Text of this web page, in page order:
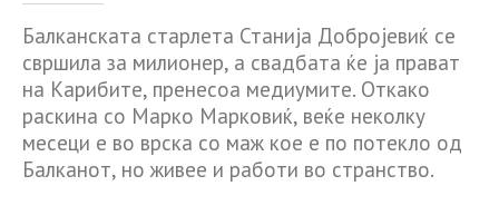
Балканската старлета Станија Добројевиќ се
свршила за милионер, а свадбата ќе ја прават
на Карибите, пренесоа медиумите. Откако
раскина со Марко Марковиќ, веќе неколку
месеци е во врска со маж кое е по потекло од
Балканот, но живее и работи во странство.